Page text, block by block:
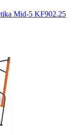
Mid-5 KF902.25